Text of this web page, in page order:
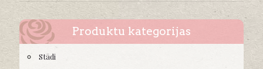
Produktu kategorijas
Stādi